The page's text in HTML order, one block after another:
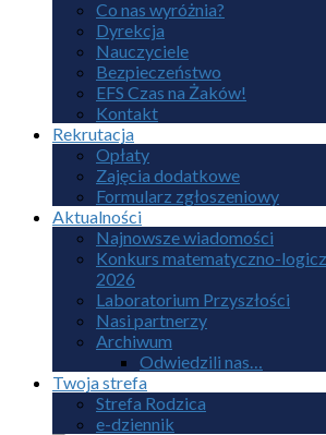
Co nas wyróżnia?
Dyrekcja
Nauczyciele
Bezpieczeństwo
EFS Czas na Żaków!
Kontakt
Rekrutacja
Opłaty
Zajęcia dodatkowe
Formularz zgłoszeniowy
Aktualności
Najnowsze wiadomości
Konkurs matematyczno-
2026
Laboratorium Przyszłości
Nasi partnerzy
Archiwum
Odwiedzili nas…
Twoja strefa
Strefa Rodzica
e-dziennik